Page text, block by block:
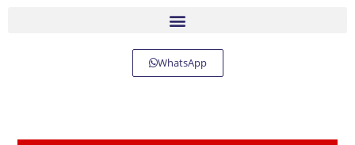
WhatsApp